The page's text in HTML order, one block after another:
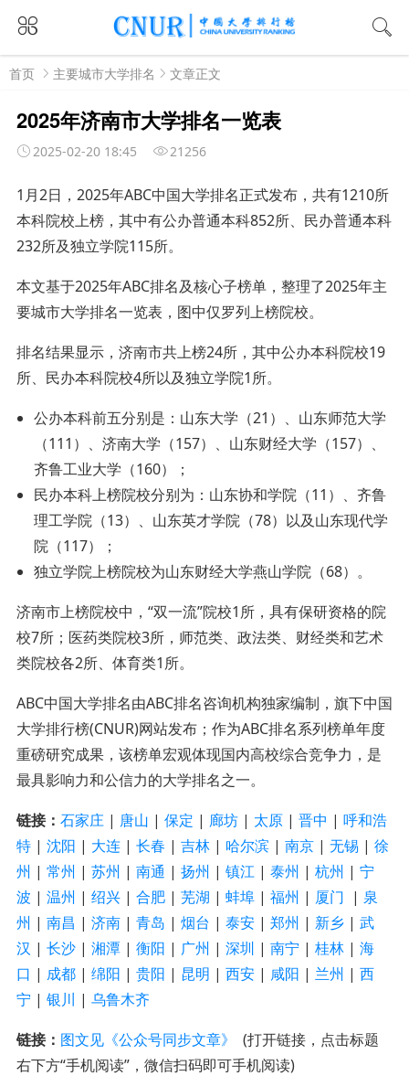
首页 主要城市大学排名 文章正文
2025年济南市大学排名一览表
2025-02-20 18:45 21256
1月2日，2025年ABC中国大学排名正式发布，共有1210所
本科院校上榜，其中有公办普通本科852所、民办普通本科
232所及独立学院115所。
本文基于2025年ABC排名及核心子榜单，整理了2025年主
要城市大学排名一览表，图中仅罗列上榜院校。
排名结果显示，济南市共上榜24所，其中公办本科院校19
所、民办本科院校4所以及独立学院1所。
公办本科前五分别是：山东大学（21）、山东师范大学
（111）、济南大学（157）、山东财经大学（157）、
齐鲁工业大学（160）；
民办本科上榜院校分别为：山东协和学院（11）、齐鲁
理工学院（13）、山东英才学院（78）以及山东现代学
院（117）；
独立学院上榜院校为山东财经大学燕山学院（68）。
济南市上榜院校中，“双一流”院校1所，具有保研资格的院
校7所；医药类院校3所，师范类、政法类、财经类和艺术
类院校各2所、体育类1所。
ABC中国大学排名由ABC排名咨询机构独家编制，旗下中国
大学排行榜(CNUR)网站发布；作为ABC排名系列榜单年度
重磅研究成果，该榜单宏观体现国内高校综合竞争力，是
最具影响力和公信力的大学排名之一。
链接： 石家庄 | 唐山 | 保定 | 廊坊 | 太原 | 晋中 | 呼和浩
特 | 沈阳 | 大连 | 长春 | 吉林 | 哈尔滨 | 南京 | 无锡 | 徐
州 | 常州 | 苏州 | 南通 | 扬州 | 镇江 | 泰州 | 杭州 | 宁
波 | 温州 | 绍兴 | 合肥 | 芜湖 | 蚌埠 | 福州 | 厦门 | 泉
州 | 南昌 | 济南 | 青岛 | 烟台 | 泰安 | 郑州 | 新乡 | 武
汉 | 长沙 | 湘潭 | 衡阳 | 广州 | 深圳 | 南宁| 桂林 | 海
口 | 成都 | 绵阳 | 贵阳 | 昆明 | 西安 | 咸阳 | 兰州 | 西
宁| 银川 | 乌鲁木齐
链接： 图文见《公众号同步文章》
(打开链接，点击标题
右下方“手机阅读”，微信扫码即可手机阅读)